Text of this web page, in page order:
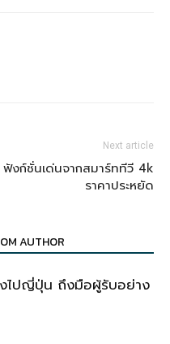
Next article
งก์ชั่นเด่นจากสมาร์ททีวี 4k
ราคาประหยัด
AUTHOR
ไปญี่ปุ่น ถึงมือผู้รับอย่าง